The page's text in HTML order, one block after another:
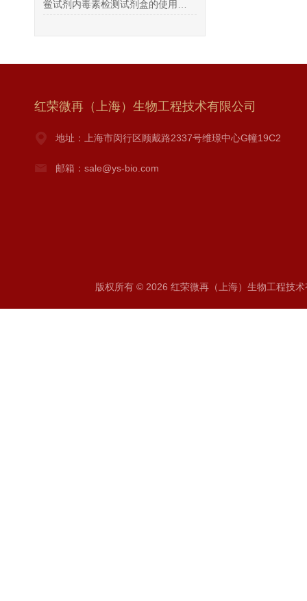
红荣微再（上海）生物工程技术有限公司
地址：上海市闵行区顾戴路2337号维璟中心G幢19C2
邮箱：sale@ys-bio.com
版权所有 © 2026 红荣微再（上海）生物工程技